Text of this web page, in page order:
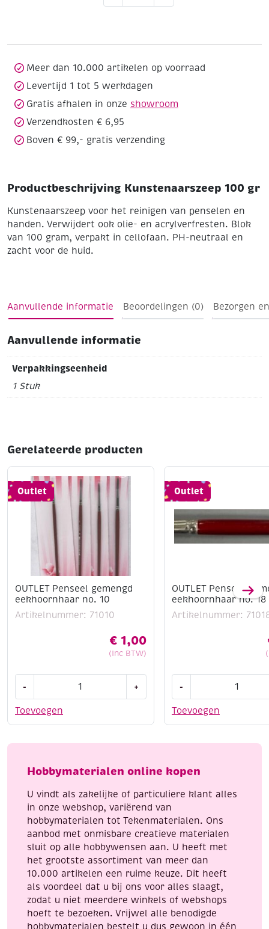
Meer dan 10.000 artikelen op voorraad
Levertijd 1 tot 5 werkdagen
Gratis afhalen in onze showroom
Verzendkosten € 6,95
Boven € 99,- gratis verzending
Productbeschrijving Kunstenaarszeep 100 gr
Kunstenaarszeep voor het reinigen van penselen en
handen. Verwijdert ook olie- en acrylverfresten. Blok
van 100 gram, verpakt in cellofaan. PH-neutraal en
zacht voor de huid.
Aanvullende informatie Beoordelingen (0) Bezorgen
Aanvullende informatie
Verpakkingseenheid
1 Stuk
Gerelateerde producten
Outlet
OUTLET Penseel gemengd
eekhoornhaar no. 10
Artikelnummer: 71010
€ 1,00
(Inc BTW)
Toevoegen
-
gemengd
10
+
Outlet
OUTLET Penseel
eekhoornhaar no. 18
Artikelnummer:
Toevoegen
-
gemengd
18
Hobbymaterialen online kopen
U vindt als zakelijke of particuliere klant alles
in onze webshop, variërend van
hobbymaterialen tot Tekenmaterialen. Ons
aanbod met onmisbare creatieve materialen
sluit op alle hobbywensen aan. U heeft met
het grootste assortiment van meer dan
10.000 artikelen een ruime keuze. Dit heeft
als voordeel dat u bij ons voor alles slaagt,
zodat u niet meerdere winkels of webshops
hoeft te bezoeken. Vrijwel alle benodigde